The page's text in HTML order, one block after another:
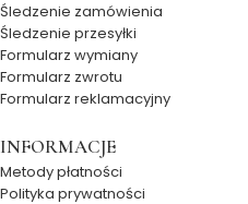
Śledzenie zamówienia
Śledzenie przesyłki
Formularz wymiany
Formularz zwrotu
Formularz reklamacyjny
INFORMACJE
Metody płatności
Polityka prywatności